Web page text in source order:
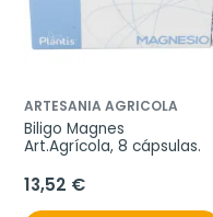
ARTESANIA AGRICOLA
Biligo Magnes
Art.Agrícola, 8 cápsulas.
13,52 €